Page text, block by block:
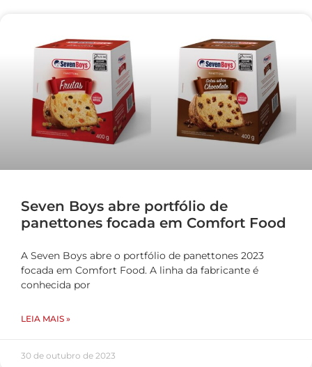
Seven Boys abre portfólio de
panettones focada em Comfort Food
A Seven Boys abre o portfólio de panettones 2023
focada em Comfort Food. A linha da fabricante é
conhecida por
LEIA MAIS »
30 de outubro de 2023